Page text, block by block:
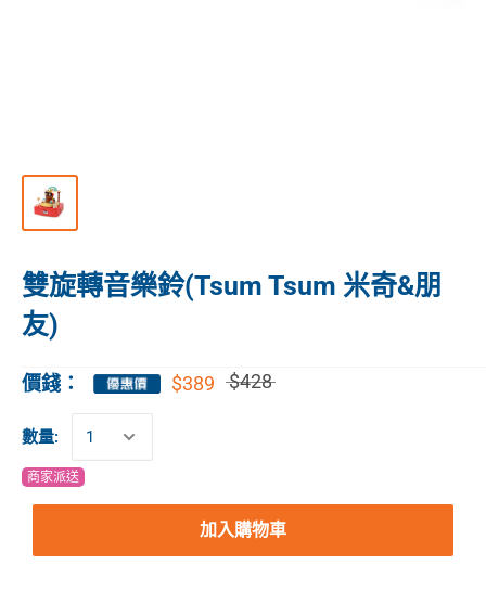
雙旋轉音樂鈴(Tsum Tsum 米奇&朋
友)
價錢： $389 $428
數量:
商家派送
加入購物車